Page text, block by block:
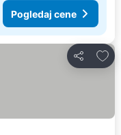
Pogledaj cene
Deli